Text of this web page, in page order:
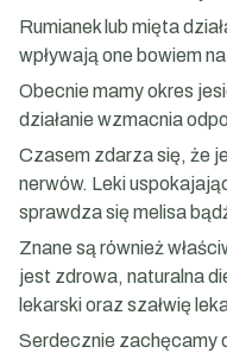
Rumianek lub mięta
wpływają one bowiem
Obecnie mamy okres
działanie wzmacnia
Czasem zdarza się, że
nerwów. Leki
sprawdza się melisa
Znane są również
jest zdrowa, naturalna
lekarski oraz szałwię
Serdecznie zachęcamy